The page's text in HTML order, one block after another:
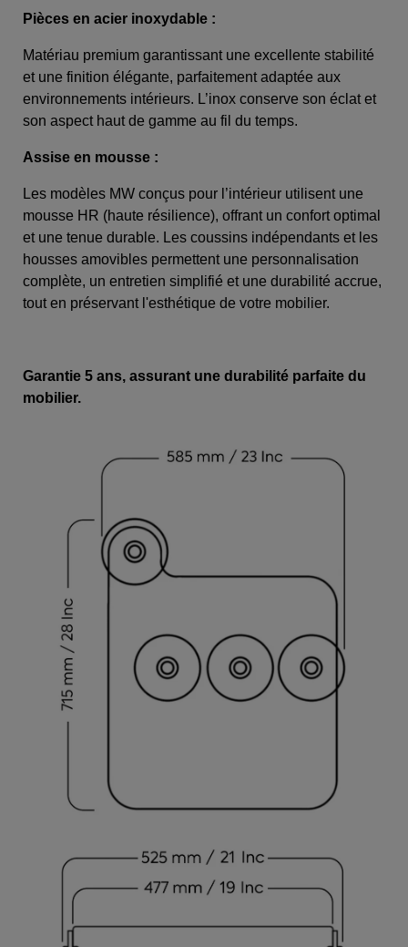
Pièces en acier inoxydable :
Matériau premium garantissant une excellente stabilité
et une finition élégante, parfaitement adaptée aux
environnements intérieurs. L’inox conserve son éclat et
son aspect haut de gamme au fil du temps.
Assise en mousse :
Les modèles MW conçus pour l’intérieur utilisent une
mousse HR (haute résilience), offrant un confort optimal
et une tenue durable. Les coussins indépendants et les
housses amovibles permettent une personnalisation
complète, un entretien simplifié et une durabilité accrue,
tout en préservant l'esthétique de votre mobilier.
Garantie 5 ans, assurant une durabilité parfaite du
mobilier.